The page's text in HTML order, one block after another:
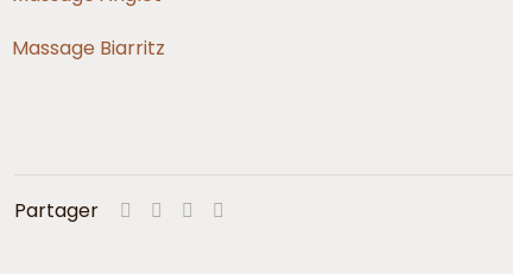
Massage Biarritz
Partager